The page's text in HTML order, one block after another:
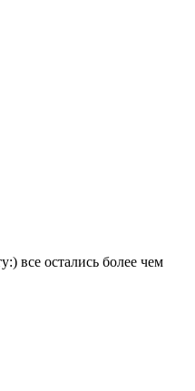
все остались более чем